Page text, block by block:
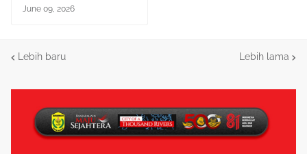
June 09, 2026
Lebih baru Lebih lama